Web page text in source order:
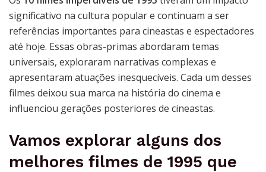
significativo na cultura popular e continuam a ser
referências importantes para cineastas e espectadores
até hoje. Essas obras-primas abordaram temas
universais, exploraram narrativas complexas e
apresentaram atuações inesquecíveis. Cada um desses
filmes deixou sua marca na história do cinema e
influenciou gerações posteriores de cineastas.
Vamos explorar alguns dos
melhores filmes de 1995 que